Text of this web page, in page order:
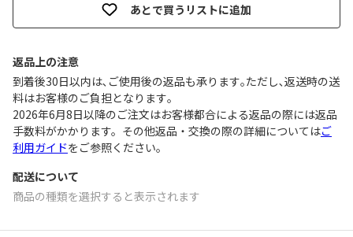
あとで買うリストに追加
返品上の注意
到着後30日以内は､ご使用後の返品も承ります｡ただし､返送時の送
料はお客様のご負担となります｡
2026年6月8日以降のご注文はお客様都合による返品の際には返品
手数料がかかります。その他返品・交換の際の詳細についてはご
利用ガイドをご参照ください。
配送について
商品の種類を選択すると表示されます